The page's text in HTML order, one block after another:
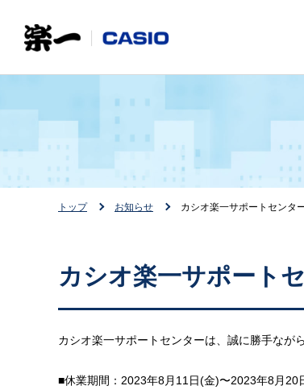
トップ お知らせ カシオ楽一サポートセン
カシオ楽一サポート
カシオ楽一サポートセンターは、誠に勝手なが
■休業期間：2023年8月11日(金)〜2023年8月20